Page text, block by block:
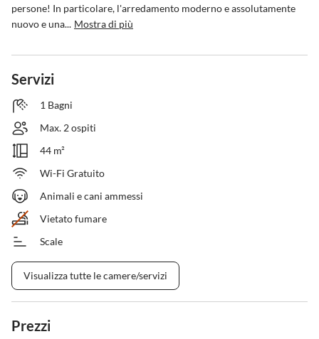
persone! In particolare, l'arredamento moderno e assolutamente
nuovo e una... Mostra di più
Servizi
1 Bagni
Max. 2 ospiti
44 m²
Wi-Fi Gratuito
Animali e cani ammessi
Vietato fumare
Scale
Visualizza tutte le camere/servizi
Prezzi